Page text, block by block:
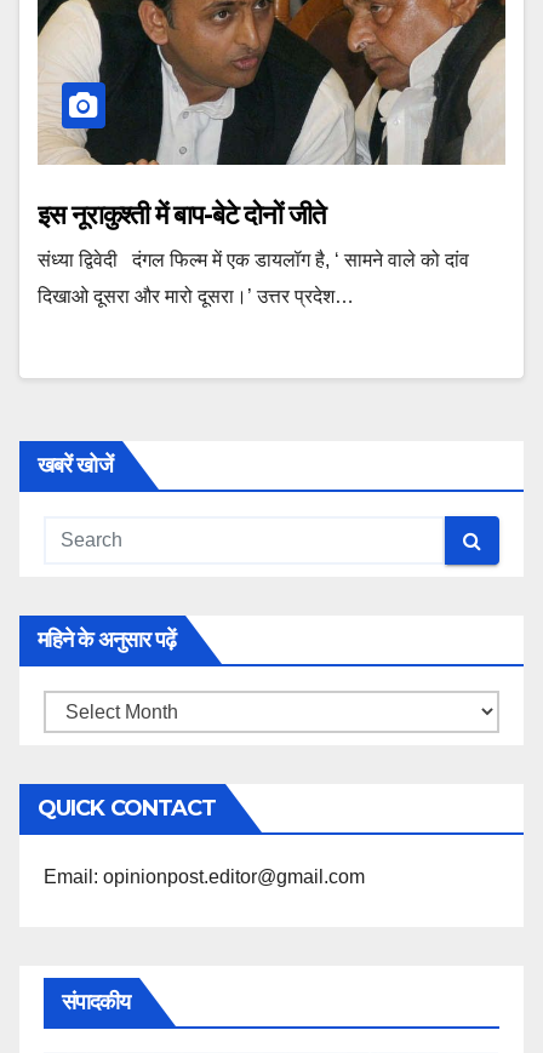
इस नूराकुश्ती में बाप-बेटे दोनों जीते
संध्या द्विवेदी दंगल फिल्म में एक डायलॉग है, ‘ सामने वाले को दांव
दिखाओ दूसरा और मारो दूसरा।’ उत्तर प्रदेश…
खबरें खोजें
महिने के अनुसार पढ़ें
महिने
अनुसार
पढ़ें
QUICK CONTACT
Email: opinionpost.editor@gmail.com
संपादकीय